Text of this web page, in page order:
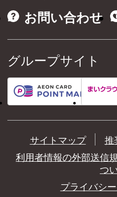
お問い合わせ
グループサイト
サイトマップ 推
利用者情報の外部送信
つ
プライバシ